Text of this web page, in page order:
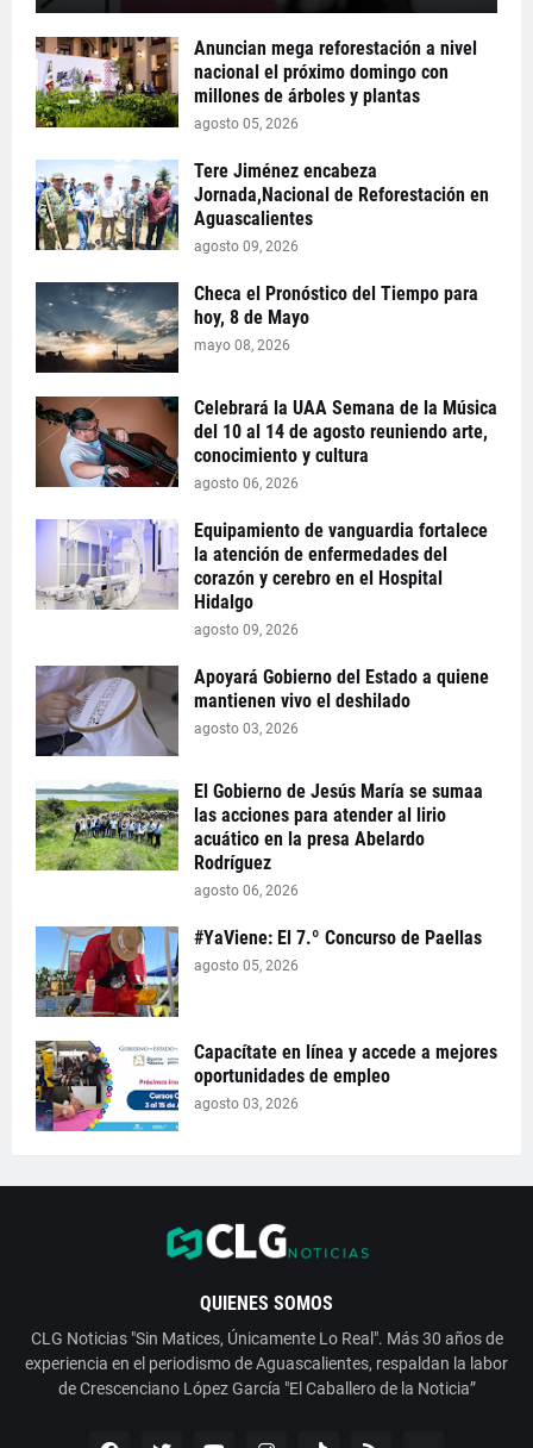
Anuncian mega reforestación a nivel
nacional el próximo domingo con
millones de árboles y plantas
agosto 05, 2026
Tere Jiménez encabeza
Jornada,Nacional de Reforestación en
Aguascalientes
agosto 09, 2026
Checa el Pronóstico del Tiempo para
hoy, 8 de Mayo
mayo 08, 2026
Celebrará la UAA Semana de la Música
del 10 al 14 de agosto reuniendo arte,
conocimiento y cultura
agosto 06, 2026
Equipamiento de vanguardia fortalece
la atención de enfermedades del
corazón y cerebro en el Hospital
Hidalgo
agosto 09, 2026
Apoyará Gobierno del Estado a quiene
mantienen vivo el deshilado
agosto 03, 2026
El Gobierno de Jesús María se sumaa
las acciones para atender al lirio
acuático en la presa Abelardo
Rodríguez
agosto 06, 2026
#YaViene: El 7.º Concurso de Paellas
agosto 05, 2026
Capacítate en línea y accede a mejores
oportunidades de empleo
agosto 03, 2026
QUIENES SOMOS
CLG Noticias "Sin Matices, Únicamente Lo Real". Más 30 años de
experiencia en el periodismo de Aguascalientes, respaldan la labor
de Crescenciano López García "El Caballero de la Noticia”